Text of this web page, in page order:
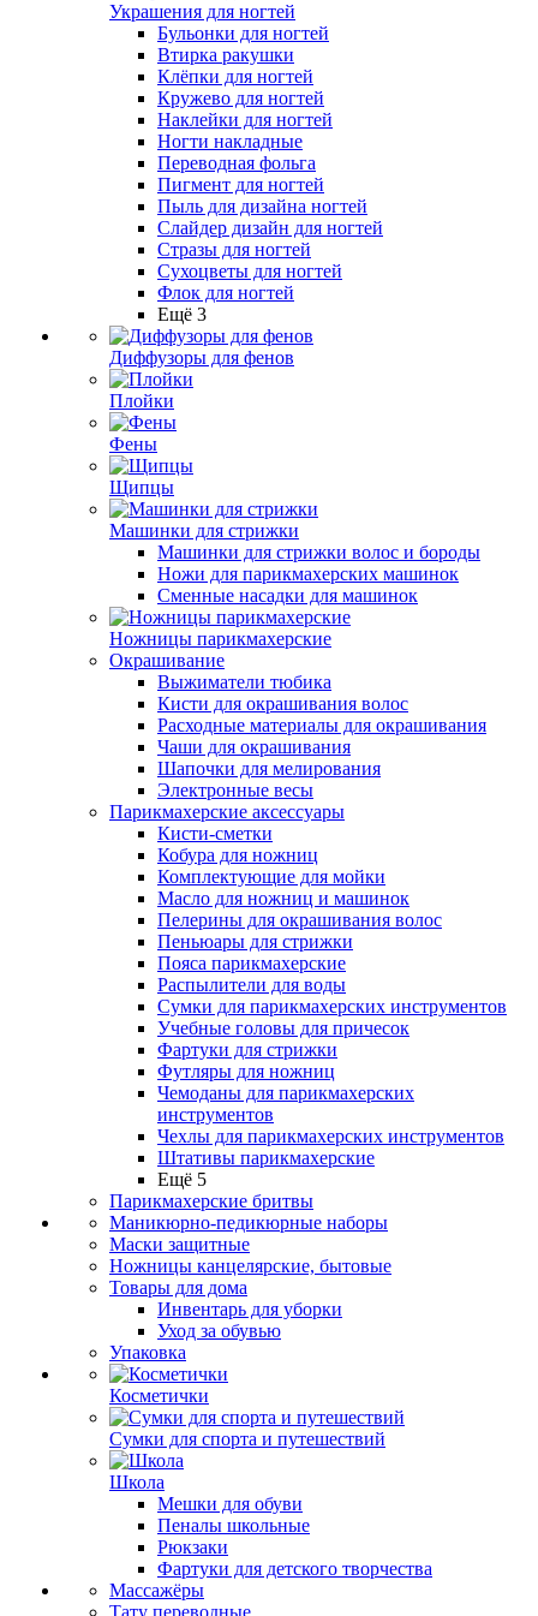
Украшения для ногтей
Бульонки для ногтей
Втирка ракушки
Клёпки для ногтей
Кружево для ногтей
Наклейки для ногтей
Ногти накладные
Переводная фольга
Пигмент для ногтей
Пыль для дизайна ногтей
Слайдер дизайн для ногтей
Стразы для ногтей
Сухоцветы для ногтей
Флок для ногтей
Ещё 3
Диффузоры для фенов
Плойки
Фены
Щипцы
Машинки для стрижки
Машинки для стрижки волос и бороды
Ножи для парикмахерских машинок
Сменные насадки для машинок
Ножницы парикмахерские
Окрашивание
Выжиматели тюбика
Кисти для окрашивания волос
Расходные материалы для окрашивания
Чаши для окрашивания
Шапочки для мелирования
Электронные весы
Парикмахерские аксессуары
Кисти-сметки
Кобура для ножниц
Комплектующие для мойки
Масло для ножниц и машинок
Пелерины для окрашивания волос
Пеньюары для стрижки
Пояса парикмахерские
Распылители для воды
Сумки для парикмахерских инструментов
Учебные головы для причесок
Фартуки для стрижки
Футляры для ножниц
Чемоданы для парикмахерских
инструментов
Чехлы для парикмахерских инструментов
Штативы парикмахерские
Ещё 5
Парикмахерские бритвы
Маникюрно-педикюрные наборы
Маски защитные
Ножницы канцелярские, бытовые
Товары для дома
Инвентарь для уборки
Уход за обувью
Упаковка
Косметички
Сумки для спорта и путешествий
Школа
Мешки для обуви
Пеналы школьные
Рюкзаки
Фартуки для детского творчества
Массажёры
Тату переводные